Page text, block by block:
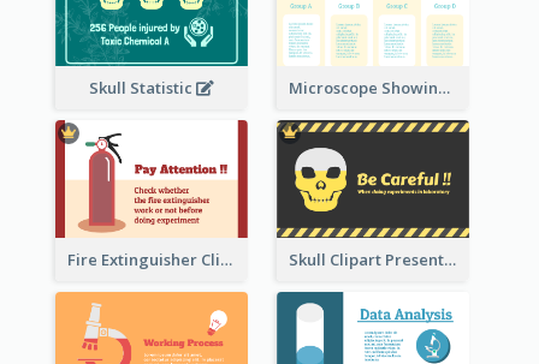
Skull Statistic Microscope Showing Comparison
Fire Extinguisher Clipart Skull Clipart Presenting Dangerous